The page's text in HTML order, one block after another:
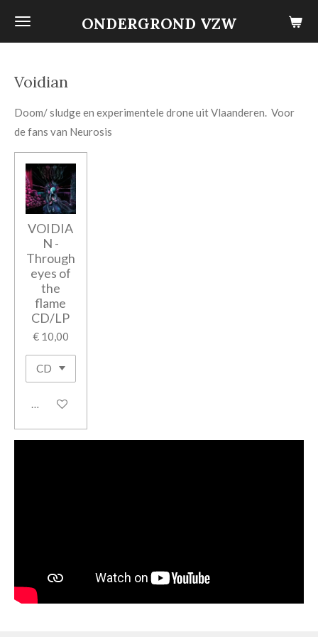
Ga
ONDERGROND VZW
Voidian
Doom/ sludge en experimentele drone uit Vlaanderen. Voor
de fans van Neurosis
VOIDIA
N -
Through
eyes of
the
flame
CD/LP
€ 10,00
In winkelwagen